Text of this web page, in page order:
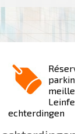
echterdingen